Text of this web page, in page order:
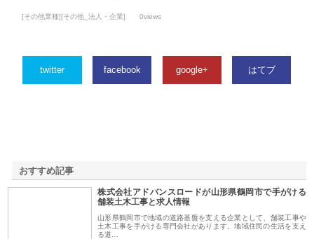
[その他業種][その他_法人・企業] 0views
twitter facebook google+ はてブ
おすすめ記事
株式会社アドバンスロードが山形県鶴岡市で手がける
舗装土木工事と求人情報
山形県鶴岡市で地域の道路基盤を支える企業として、舗装工事や
土木工事を手がける専門会社があります。地域住民の生活を支え
る道…